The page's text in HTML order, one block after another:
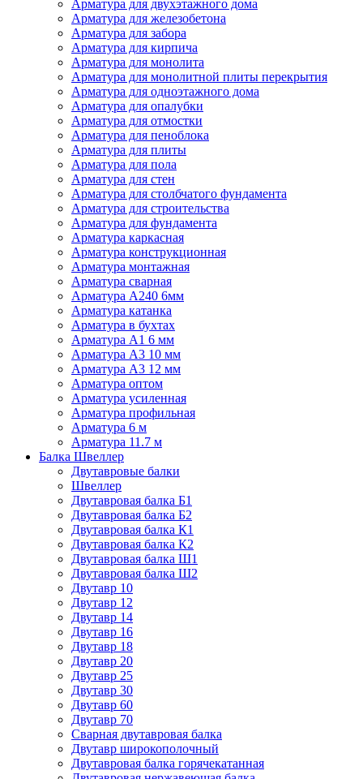
Арматура для двухэтажного дома
Арматура для железобетона
Арматура для забора
Арматура для кирпича
Арматура для монолита
Арматура для монолитной плиты перекрытия
Арматура для одноэтажного дома
Арматура для опалубки
Арматура для отмостки
Арматура для пеноблока
Арматура для плиты
Арматура для пола
Арматура для стен
Арматура для столбчатого фундамента
Арматура для строительства
Арматура для фундамента
Арматура каркасная
Арматура конструкционная
Арматура монтажная
Арматура сварная
Арматура А240 6мм
Арматура катанка
Арматура в бухтах
Арматура А1 6 мм
Арматура А3 10 мм
Арматура А3 12 мм
Арматура оптом
Арматура усиленная
Арматура профильная
Арматура 6 м
Арматура 11.7 м
Балка Швеллер
Двутавровые балки
Швеллер
Двутавровая балка Б1
Двутавровая балка Б2
Двутавровая балка К1
Двутавровая балка К2
Двутавровая балка Ш1
Двутавровая балка Ш2
Двутавр 10
Двутавр 12
Двутавр 14
Двутавр 16
Двутавр 18
Двутавр 20
Двутавр 25
Двутавр 30
Двутавр 60
Двутавр 70
Сварная двутавровая балка
Двутавр широкополочный
Двутавровая балка горячекатанная